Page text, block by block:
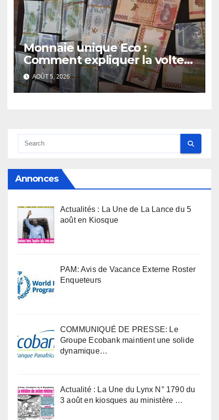
Monnaie unique Eco :
Comment expliquer la volte-
face de la Guinée
AOÛT 5, 2026
Annonces
Actualités : La Une de La Lance du 5
août en Kiosque
PAM: Avis de Vacance Externe Roster
Enqueteurs
COMMUNIQUÉ DE PRESSE: Le
Groupe Ecobank maintient une solide
dynamique…
Actualité : La Une du Lynx N° 1790 du
3 août en kiosques au ministère …